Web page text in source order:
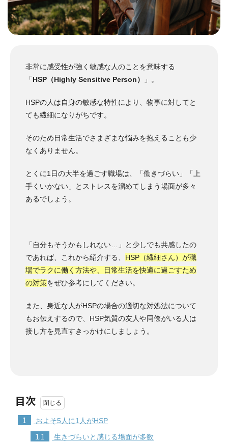
非常に感受性が強く敏感な人のことを意味する
「HSP（Highly Sensitive Person） 」。
HSPの人は自身の敏感な特性により、物事に対してと
ても繊細になりがちです。
そのため日常生活でさまざまな悩みを抱えることも少
なくありません。
とくに1日の大半を過ごす職場は、「働きづらい」「上
手くいかない」とストレスを溜めてしまう場面が多々
あるでしょう。
「自分もそうかもしれない…」と少しでも共感したの
であれば、これから紹介する、 HSP（繊細さん）が職
場でラクに働く方法や、日常生活を快適に過ごすため
の対策をぜひ参考にしてください。
また、身近な人がHSPの場合の適切な対処法について
もお伝えするので、HSP気質の友人や同僚がいる人は
接し方を見直すきっかけにしましょう。
目次
1 およそ5人に1人がHSP
1.1 生きづらいと感じる場面が多数